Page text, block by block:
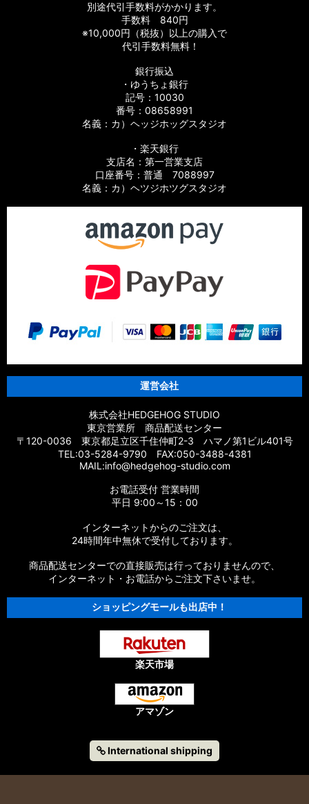
別途代引手数料がかかります。
手数料 840円
※10,000円（税抜）以上の購入で
代引手数料無料！
銀行振込
・ゆうちょ銀行
記号：10030
番号：08658991
名義：カ）ヘッジホッグスタジオ
・楽天銀行
支店名：第一営業支店
口座番号：普通 7088997
名義：カ）ヘツジホツグスタジオ
運営会社
株式会社HEDGEHOG STUDIO
東京営業所 商品配送センター
〒120-0036 東京都足立区千住仲町2-3 ハマノ第1ビル401号
TEL:03-5284-9790 FAX:050-3488-4381
MAIL:info@hedgehog-studio.com
お電話受付 営業時間
平日 9:00～15：00
インターネットからのご注文は、
24時間年中無休で受付しております。
商品配送センターでの直接販売は行っておりませんので、
インターネット・お電話からご注文下さいませ。
ショッピングモールも出店中！
楽天市場
アマゾン
International shipping